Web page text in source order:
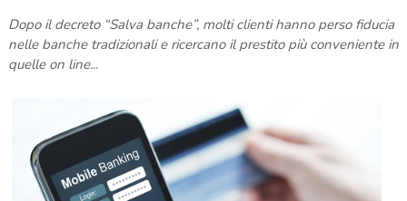
Dopo il decreto “Salva banche”, molti clienti hanno perso fiducia
nelle banche tradizionali e ricercano il prestito più conveniente in
quelle on line...